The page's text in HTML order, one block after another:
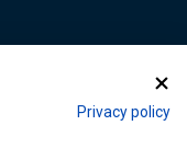
Privacy policy